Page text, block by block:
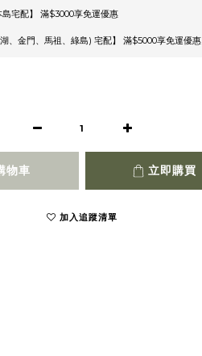
宅配】 滿$3000享免運優惠
、金門、馬祖、綠島) 宅配】 滿$5000享免運優惠
物車 立即購買
加入追蹤清單